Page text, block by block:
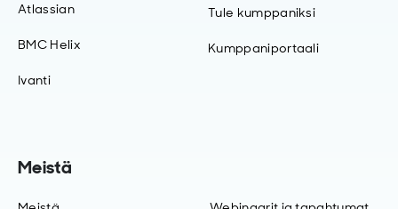
Atlassian
BMC Helix
Ivanti
Meistä
Tule kumppaniksi
Kumppaniportaali